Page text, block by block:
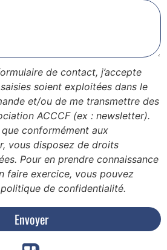
de contact, j’accepte
soient exploitées dans le
et/ou de me transmettre des
ACCCF (ex : newsletter).
conformément aux
vous disposez de droits
Pour en prendre connaissance
faire exercice, vous pouvez
de confidentialité.
Envoyer